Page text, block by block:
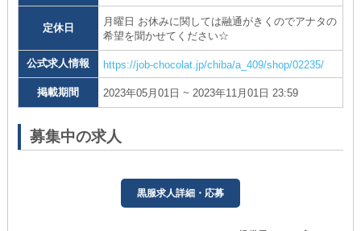
定休日
月曜日 お休みに関しては融通がきくのでアナタの
希望を聞かせてください☆
公式求人情報 https://job-chocolat.jp/chiba/a_409/shop/02235/
掲載期間 2023年05月01日 ~ 2023年11月01日 23:59
募集中の求人
黒服求人詳細・応募